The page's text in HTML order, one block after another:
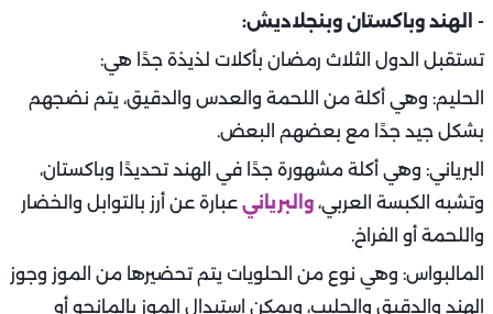
- الهند وباكستان وبنجلاديش:
تستقبل الدول الثلاث رمضان بأكلات لذيذة جدًا هي:
الحليم: وهي أكلة من اللحمة والعدس والدقيق، يتم نضجهم
بشكل جيد جدًا مع بعضهم البعض.
البرياني: وهي أكلة مشهورة جدًا في الهند تحديدًا وباكستان،
وتشبه الكبسة العربي، والبرياني عبارة عن أرز بالتوابل والخضار
واللحمة أو الفراخ.
المالبواس: وهي نوع من الحلويات يتم تحضيرها من الموز وجوز
الهند والدقيق والحليب، ويمكن استبدال الموز بالمانجو أو